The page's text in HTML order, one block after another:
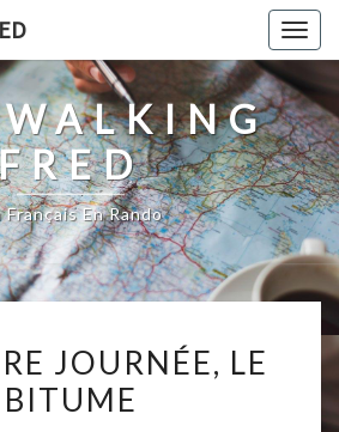
Français En Rando
JOURNÉE,
LE
JOURNÉE, LE
BITUME